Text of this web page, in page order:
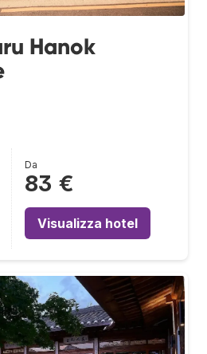
Hanok
Da
83 €
Visualizza hotel